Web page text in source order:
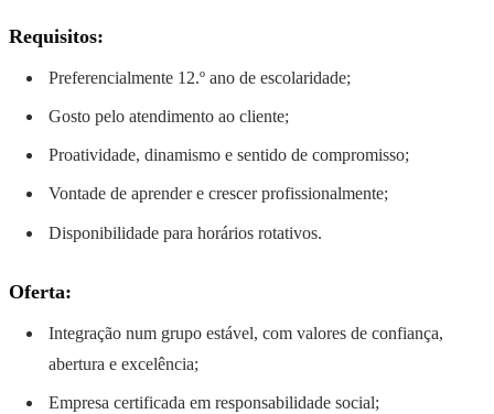
Requisitos:
Preferencialmente 12.º ano de escolaridade;
Gosto pelo atendimento ao cliente;
Proatividade, dinamismo e sentido de compromisso;
Vontade de aprender e crescer profissionalmente;
Disponibilidade para horários rotativos.
Oferta:
Integração num grupo estável, com valores de confiança,
abertura e excelência;
Empresa certificada em responsabilidade social;